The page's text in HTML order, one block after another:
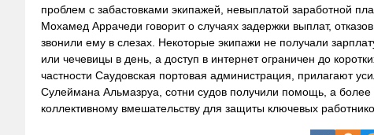
проблем с забастовками экипажей, невыплатой заработной
Мохамед Аррачеди говорит о случаях задержки выплат,
звонили ему в слезах. Некоторые экипажи не получали
или чечевицы в день, а доступ в интернет ограничен до
частности Саудовская портовая администрация, прилагают
Сулеймана Альмазруа, сотни судов получили помощь, а
коллективному вмешательству для защиты ключевых